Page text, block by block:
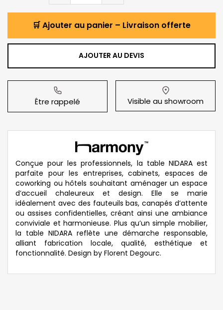
🛒 Ajouter au panier – Livraison offerte
AJOUTER AU DEVIS
Être rappelé Visible au showroom
Conçue pour les professionnels, la table NIDARA est
parfaite pour les entreprises, cabinets, espaces de
coworking ou hôtels souhaitant aménager un espace
d’accueil chaleureux et design. Elle se marie
idéalement avec des fauteuils bas, canapés d’attente
ou assises confidentielles, créant ainsi une ambiance
conviviale et harmonieuse. Plus qu’un simple mobilier,
la table NIDARA reflète une démarche responsable,
alliant fabrication locale, qualité, esthétique et
fonctionnalité. Design by Florent Degourc.